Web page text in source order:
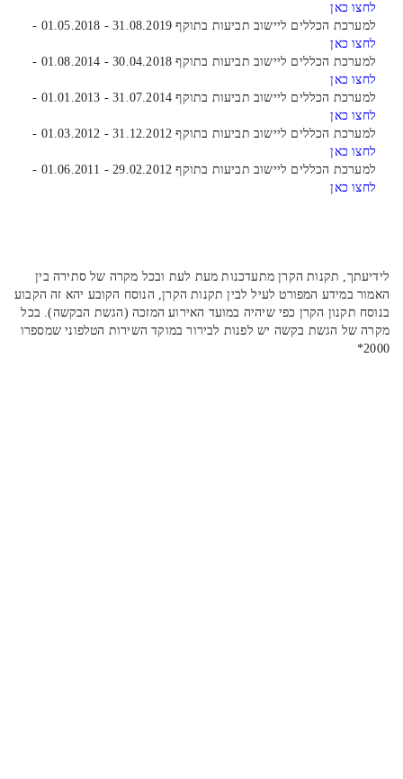
לחצו כאן
למערכת הכללים ליישוב תביעות בתוקף 31.08.2019 - 01.05.2018 -
לחצו כאן
למערכת הכללים ליישוב תביעות בתוקף 30.04.2018 - 01.08.2014 -
לחצו כאן
למערכת הכללים ליישוב תביעות בתוקף 31.07.2014 - 01.01.2013 -
לחצו כאן
למערכת הכללים ליישוב תביעות בתוקף 31.12.2012 - 01.03.2012 -
לחצו כאן
למערכת הכללים ליישוב תביעות בתוקף 29.02.2012 - 01.06.2011 -
לחצו כאן
לידיעתך, תקנות הקרן מתעדכנות מעת לעת ובכל מקרה של סתירה בין
האמור במידע המפורט לעיל לבין תקנות הקרן, הנוסח הקובע יהא זה הקבוע
בנוסח תקנון הקרן כפי שיהיה במועד האירוע המזכה (הגשת הבקשה). בכל
מקרה של הגשת בקשה יש לפנות לבירור במוקד השירות הטלפוני שמספרו
2000*